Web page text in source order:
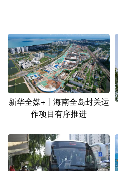
广东 广西
四川 贵州
陕西 甘肃
新疆 内蒙古
多语种频道
English Español
新华全媒+丨海南全岛封关运
作项目有序推进